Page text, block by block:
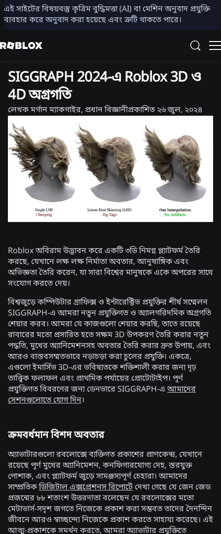
এই সাইটের বিষয়বস্তু কৃত্রিম বুদ্ধিমত্তা (AI) বা মেশিন অনুবাদ প্রযুক্তি
ব্যবহার করে অনুবাদ করা হয়েছে এবং ত্রুটি থাকতে পারে।
শেয়ার করুন
ইঞ্জিনিয়ারিং
SIGGRAPH 2024-এ Roblox 3D ও
4D অগ্রগতি
লেখকমর্গান ম্যাকগাইর, প্রধান বিজ্ঞানীপ্রকাশিত ২৬ জুল, ২০২৪
Roblox অবিরাম উদ্ভাবন করে একটি ৩ডি নিমগ্ন প্ল্যাটফর্ম তৈরি
করছে, যেখানে লক্ষ লক্ষ নির্মাতা অবতার, আনুষাঙ্গিক এবং
অভিজ্ঞতা তৈরি করেন, যা সারা বিশ্বের মানুষকে একে অপরের সাথে
সংযোগ করতে দেয়।
বিশ্বজুড়ে কম্পিউটার গ্রাফিক্স ও ইন্টারেক্টিভ প্রযুক্তির শীর্ষ সম্মেলন
SIGGRAPH-এ আমরা নতুন প্রযুক্তিগত ও অ্যালগরিদমিক অগ্রগতি
শেয়ার করব। আমরা যে কাজগুলো শেয়ার করছি, তাতে রয়েছে
রাবারের মতো প্রসারিত হতে সক্ষম 3D উপকরণ তৈরি করার নতুন
পদ্ধতি, মুখের অ্যানিমেশনসহ অবতার তৈরি করার দ্রুত উপায়, এবং
আরও বাস্তবসম্মতভাবে নড়াচড়া করা চুলের প্রযুক্তি। একত্রে,
এগুলো ইমার্সিভ 3D-এর ভবিষ্যতকে শক্তিশালী করার জন্য দৃঢ়
তাত্ত্বিক ফলাফল এবং প্রাথমিক পর্যায়ের প্রোটোটাইপ। পূর্ণ
প্রযুক্তিগত বিবরণের জন্য ডেনভারে SIGGRAPH-এআমাদের
সেশনগুলোতে যোগ দিন।
ক্রমবর্ধমান বিশদ অবতার
অ্যাভাটারগুলো রবলোক্সে ব্যক্তিগত প্রকাশের প্রাণকেন্দ্র, যেখানে
রয়েছে পূর্ণ মুখের অ্যানিমেশন, কনফিগারযোগ্য দেহ, স্তরযুক্ত
পোশাক, এবং প্ল্যাটফর্ম জুড়ে সামঞ্জস্যপূর্ণ চেহারা। আমাদের
সাম্প্রতিকডিজিটাল এক্সপ্রেশনস রিপোর্টে দেখা গেছে যে জেন জেড
প্রজন্মের ৮৮ শতাংশ উত্তরদাতা বলেছেন যে রবলোক্সের মতো
মেটাভার্স-সদৃশ জগতে নিজেকে প্রকাশ করা সম্ভবত তাদের দৈনন্দিন
জীবনে আরও স্বাচ্ছন্দ্যে নিজেকে প্রকাশ করতে সাহায্য করেছে। এই
আত্ম-প্রকাশকে সমর্থন করতে, আমরা অ্যাভাটার প্রযুক্তিতে